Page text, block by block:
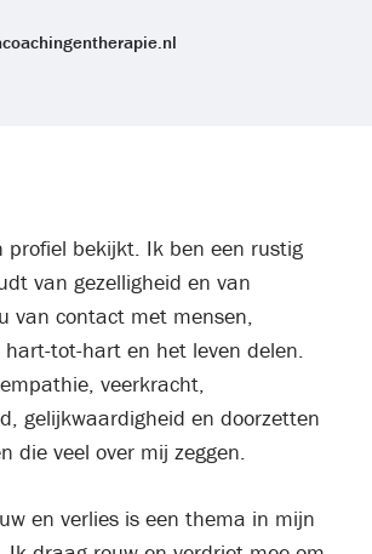
profiel bekijkt. Ik ben een rustig
van gezelligheid en van
van contact met mensen,
hart-tot-hart en het leven delen.
veerkracht,
gelijkwaardigheid en doorzetten
die veel over mij zeggen.
en verlies is een thema in mijn